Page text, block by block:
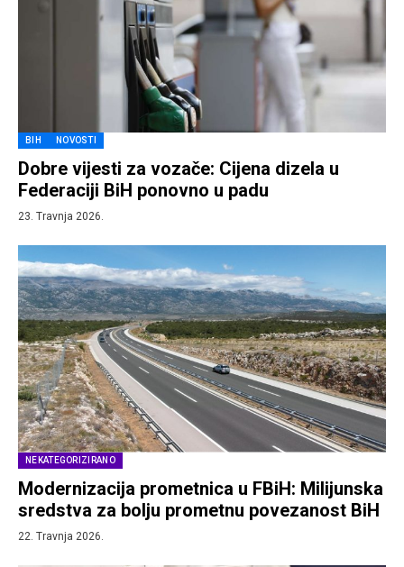
BIH NOVOSTI
Dobre vijesti za vozače: Cijena dizela u
Federaciji BiH ponovno u padu
23. Travnja 2026.
NEKATEGORIZIRANO
Modernizacija prometnica u FBiH: Milijunska
sredstva za bolju prometnu povezanost BiH
22. Travnja 2026.